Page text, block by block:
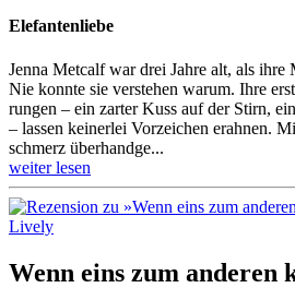
Elefantenliebe
Jenna Metcalf war drei Jahre alt, als ihre
Nie konnte sie verstehen warum. Ihre
rungen – ein zarter Kuss auf der Stirn,
– lassen keinerlei Vorzeichen erahnen.
schmerz über­hand­ge...
weiter lesen
Wenn eins zum anderen